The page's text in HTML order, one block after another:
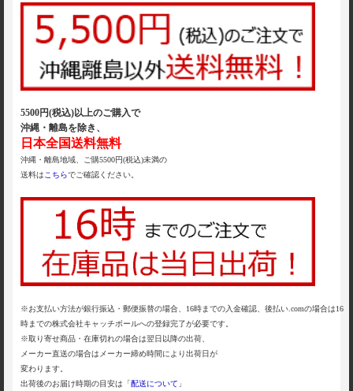
5500円(税込)以上のご購入で
沖縄・離島を除き、
日本全国送料無料
沖縄・離島地域、ご購5500円(税込)未満の
送料はこちらでご確認ください。
※お支払い方法が銀行振込・郵便振替の場合、16時までの入金確認、後払い.comの場合は16
時までの株式会社キャッチボールへの登録完了が必要です。
※取り寄せ商品・在庫切れの場合は翌日以降の出荷、
メーカー直送の場合はメーカー締め時間により出荷日が
変わります。
出荷後のお届け時期の目安は「配送について 」